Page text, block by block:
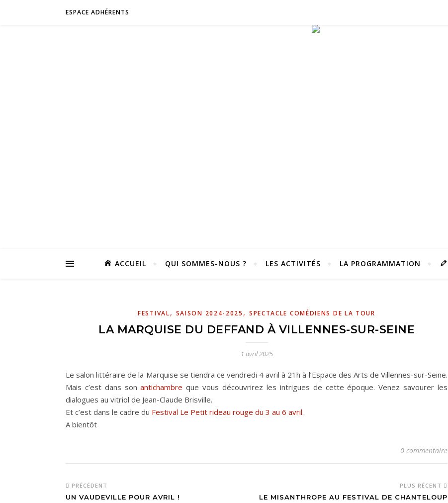
ESPACE ADHÉRENTS
Vivez notre scène passion !
ACCUEIL QUI SOMMES-NOUS ? LES ACTIVITÉS LA PROGRAMMATION
FESTIVAL, SAISON 2024-2025 , SPECTACLE COMÉDIENS DE LA TOUR
LA MARQUISE DU DEFFAND À VILLENNES-SUR-SEINE
1 avril 2025
Le salon littéraire de la Marquise se tiendra ce vendredi 4 avril à 21h à l’Espace des Arts de Villennes-sur-Seine.
Mais c’est dans sonantichambre que vous découvrirez les intrigues de cette époque. Venez savourer les
dialogues au vitriol de Jean-Claude Brisville.
Et c’est dans le cadre du Festival Le Petit rideau rouge du 3 au 6 avril.
A bientôt
0 commentaire
PRÉCÉDENT
UN VAUDEVILLE POUR AVRIL !
PLUS RÉCENT
LE MISANTHROPE AU FESTIVAL DE CHANTELOUP